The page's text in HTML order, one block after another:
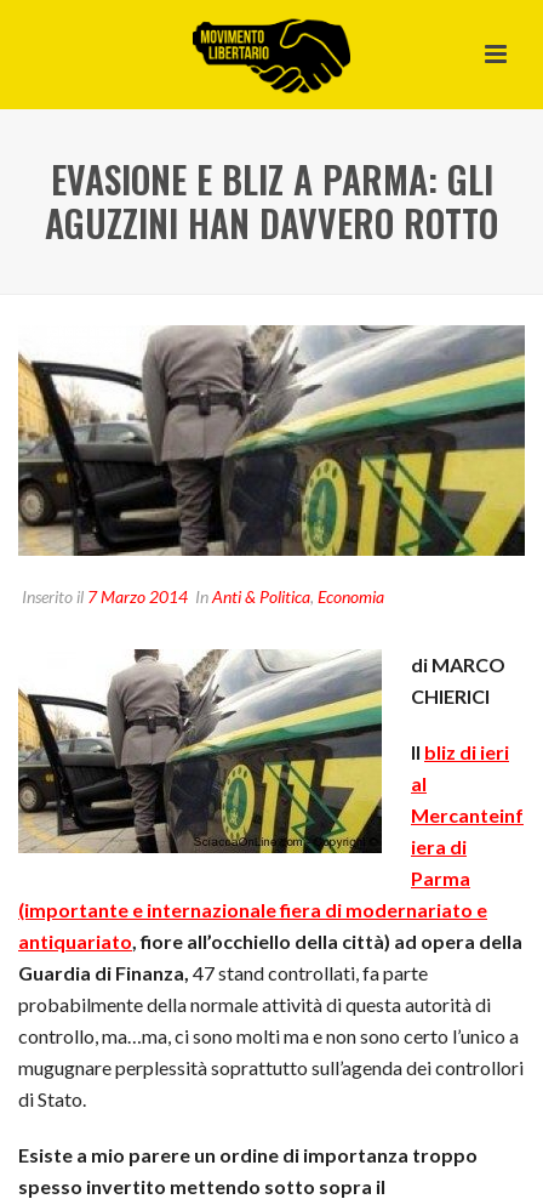
EVASIONE E BLIZ A PARMA: GLI
AGUZZINI HAN DAVVERO ROTTO
Inserito il 7 Marzo 2014 InAnti & Politica, Economia
di MARCO
CHIERICI
Il bliz di ieri
al
Mercanteinf
iera di
Parma
(importante e internazionale fiera di modernariato e
antiquariato , fiore all’occhiello della città) ad opera della
Guardia di Finanza, 47 stand controllati, fa parte
probabilmente della normale attività di questa autorità di
controllo, ma…ma, ci sono molti ma e non sono certo l’unico a
mugugnare perplessità soprattutto sull’agenda dei controllori
di Stato.
Esiste a mio parere un ordine di importanza troppo
spesso invertito mettendo sotto sopra il